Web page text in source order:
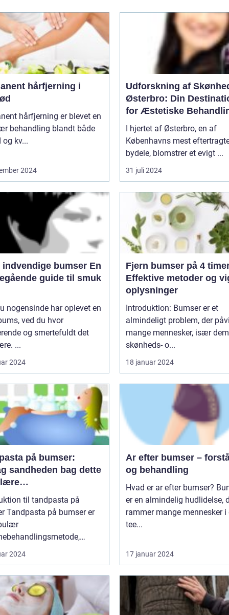
hårfjerning i
hårfjerning er blevet en
behandling blandt både
kv...
2024
Udforskning af
Østerbro: Din
for Æstetiske
I hjertet af Østerbro, en af
Københavns mest
bydele, blomstrer et evigt ...
31 juli 2024
bumser En
guide til smuk
nogensinde har oplevet en
ved du hvor
og smertefuldt det
...
2024
Fjern bumser på 4
Effektive metoder og
oplysninger
Introduktion: Bumser er et
almindeligt problem, der
mange mennesker, især
skønheds- o...
18 januar 2024
på bumser:
sandheden bag dette
til tandpasta på
er
2024
Ar efter bumser –
og behandling
Hvad er ar efter bumser? Bumser
er en almindelig hudlidelse,
rammer mange mennesker i
tee...
17 januar 2024